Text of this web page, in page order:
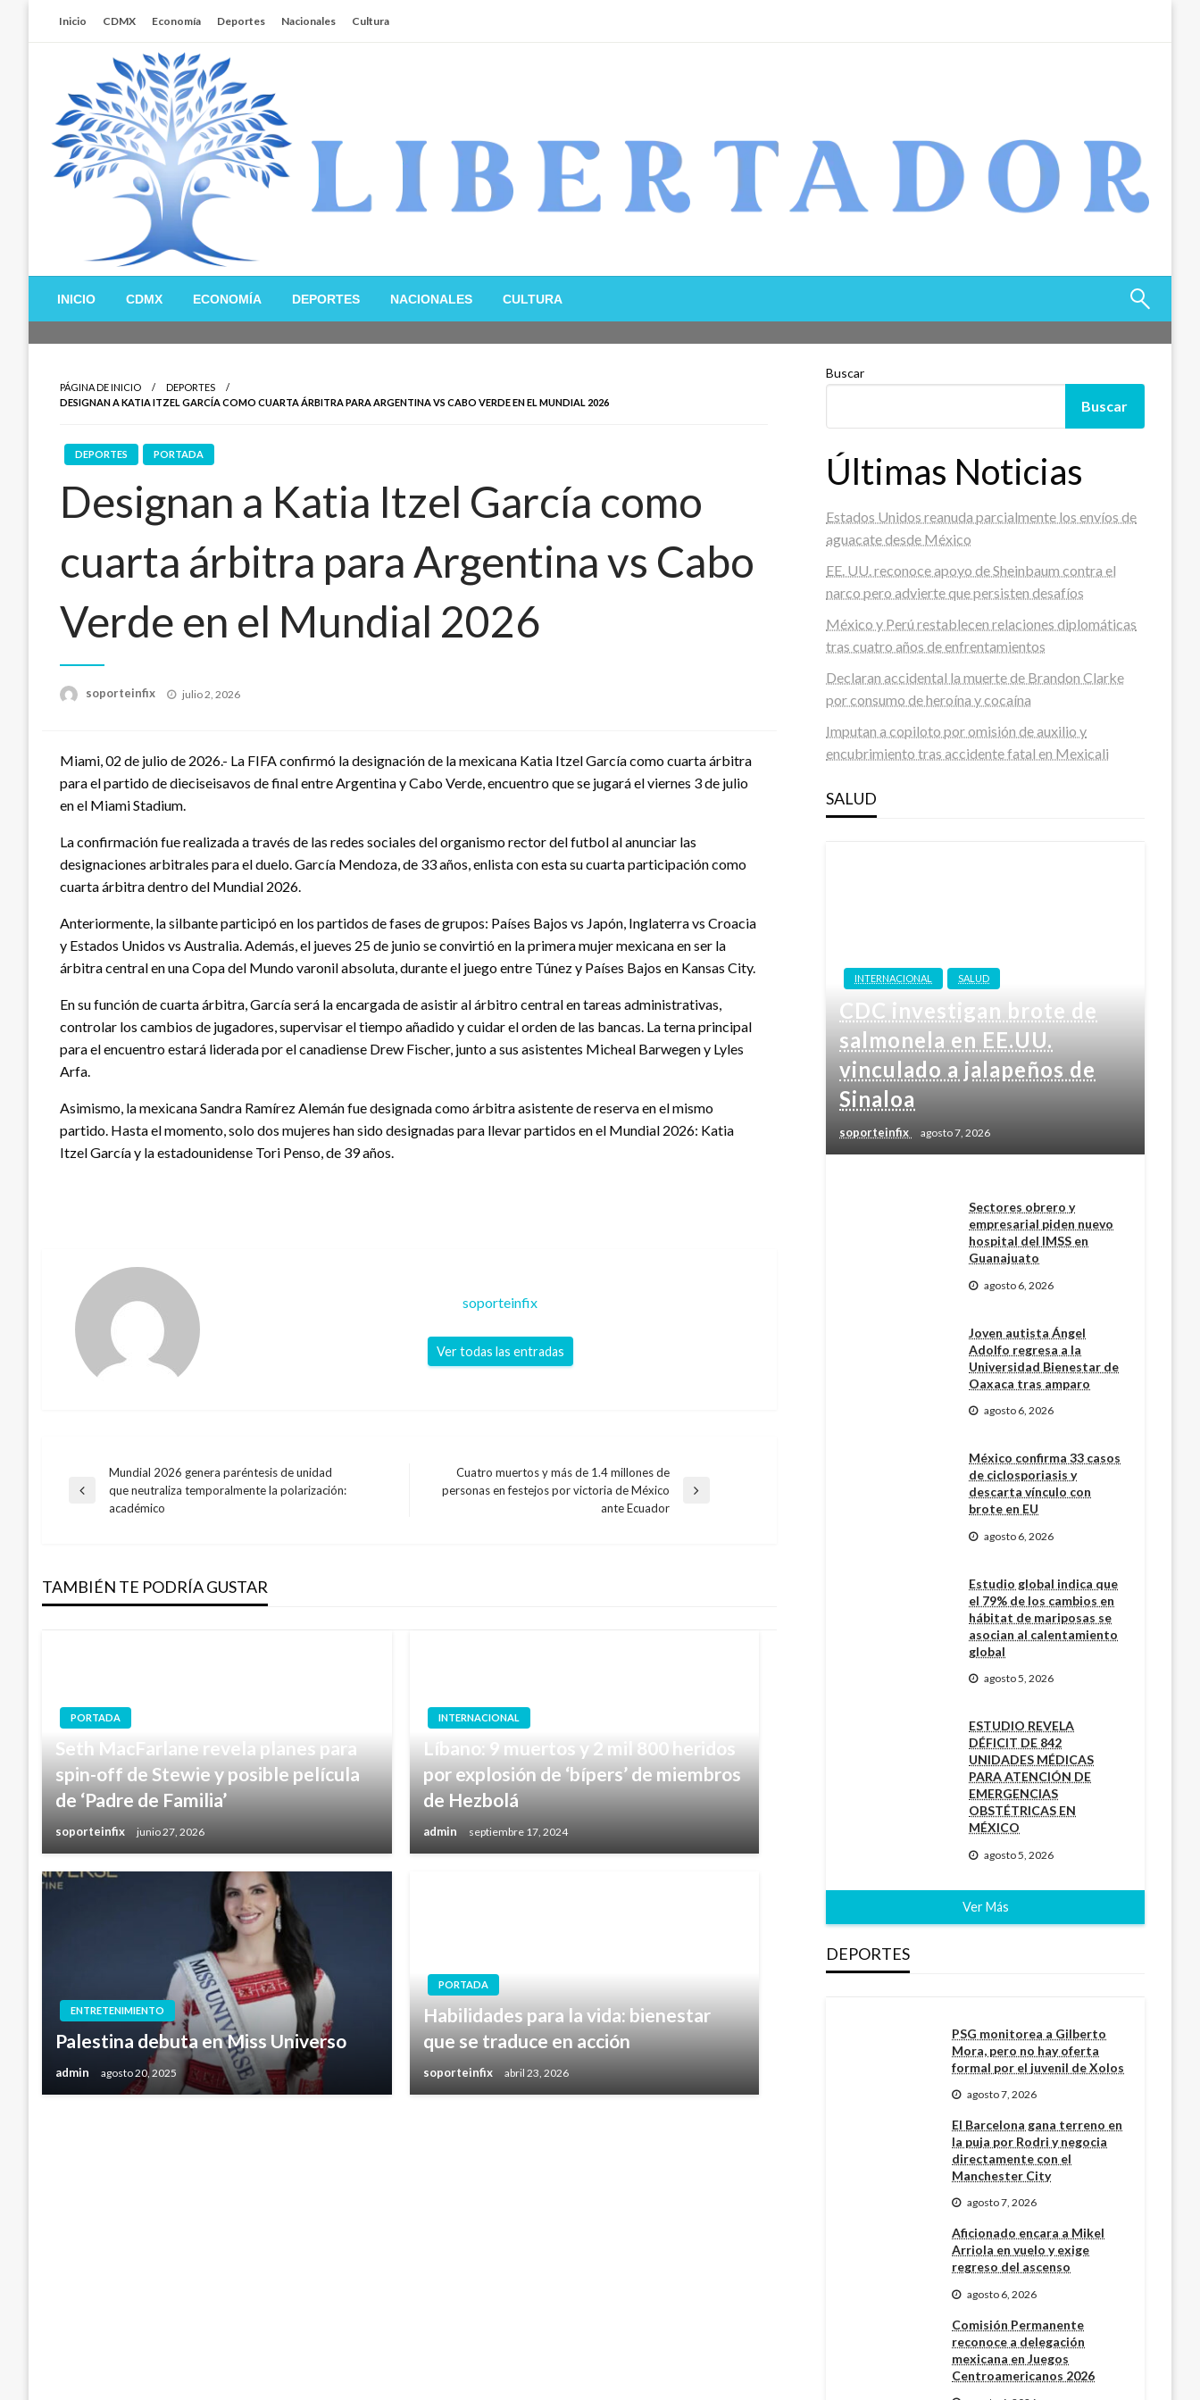
Inicio CDMX Economía Deportes Nacionales Cultura
Libertador MX
INICIO CDMX ECONOMÍA DEPORTES NACIONALES CULTURA
PÁGINA DE INICIO
DEPORTES
DESIGNAN A KATIA ITZEL GARCÍA COMO CUARTA ÁRBITRA PARA ARGENTINA VS CABO VERDE EN EL MUNDIAL 2026
DEPORTES PORTADA
Designan a Katia Itzel García como
cuarta árbitra para Argentina vs Cabo
Verde en el Mundial 2026
soporteinfix
Publicado
julio 2, 2026
Miami, 02 de julio de 2026.- La FIFA confirmó la designación de la mexicana Katia Itzel García como cuarta árbitra
para el partido de dieciseisavos de final entre Argentina y Cabo Verde, encuentro que se jugará el viernes 3 de julio
en el Miami Stadium.
La confirmación fue realizada a través de las redes sociales del organismo rector del futbol al anunciar las
designaciones arbitrales para el duelo. García Mendoza, de 33 años, enlista con esta su cuarta participación como
cuarta árbitra dentro del Mundial 2026.
Anteriormente, la silbante participó en los partidos de fases de grupos: Países Bajos vs Japón, Inglaterra vs Croacia
y Estados Unidos vs Australia. Además, el jueves 25 de junio se convirtió en la primera mujer mexicana en ser la
árbitra central en una Copa del Mundo varonil absoluta, durante el juego entre Túnez y Países Bajos en Kansas City.
En su función de cuarta árbitra, García será la encargada de asistir al árbitro central en tareas administrativas,
controlar los cambios de jugadores, supervisar el tiempo añadido y cuidar el orden de las bancas. La terna principal
para el encuentro estará liderada por el canadiense Drew Fischer, junto a sus asistentes Micheal Barwegen y Lyles
Arfa.
Asimismo, la mexicana Sandra Ramírez Alemán fue designada como árbitra asistente de reserva en el mismo
partido. Hasta el momento, solo dos mujeres han sido designadas para llevar partidos en el Mundial 2026: Katia
Itzel García y la estadounidense Tori Penso, de 39 años.
soporteinfix
Ver todas las entradas
Navegación
entradas
Entrada
anterior
Mundial 2026 genera paréntesis de unidad
que neutraliza temporalmente la polarización:
académico
Entrada
Cuatro muertos y más de 1.4 millones de
personas en festejos por victoria de México
ante Ecuador
TAMBIÉN TE PODRÍA GUSTAR
PORTADA
Seth MacFarlane revela planes para
spin-off de Stewie y posible película
de ‘Padre de Familia’
soporteinfix junio 27, 2026
INTERNACIONAL
Líbano: 9 muertos y 2 mil 800 heridos
por explosión de ‘bípers’ de miembros
de Hezbolá
admin septiembre 17, 2024
ENTRETENIMIENTO
Palestina debuta en Miss Universo
admin agosto 20, 2025
PORTADA
Habilidades para la vida: bienestar
que se traduce en acción
soporteinfix abril 23, 2026
Buscar
Buscar
Últimas Noticias
Estados Unidos reanuda parcialmente los envíos de
aguacate desde México
EE. UU. reconoce apoyo de Sheinbaum contra el
narco pero advierte que persisten desafíos
México y Perú restablecen relaciones diplomáticas
tras cuatro años de enfrentamientos
Declaran accidental la muerte de Brandon Clarke
por consumo de heroína y cocaína
Imputan a copiloto por omisión de auxilio y
encubrimiento tras accidente fatal en Mexicali
SALUD
INTERNACIONAL SALUD
CDC investigan brote de
salmonela en EE.UU.
vinculado a jalapeños de
Sinaloa
soporteinfix agosto 7, 2026
Sectores obrero y
empresarial piden nuevo
hospital del IMSS en
Guanajuato
agosto 6, 2026
Joven autista Ángel
Adolfo regresa a la
Universidad Bienestar de
Oaxaca tras amparo
agosto 6, 2026
México confirma 33 casos
de ciclosporiasis y
descarta vínculo con
brote en EU
agosto 6, 2026
Estudio global indica que
el 79% de los cambios en
hábitat de mariposas se
asocian al calentamiento
global
agosto 5, 2026
ESTUDIO REVELA
DÉFICIT DE 842
UNIDADES MÉDICAS
PARA ATENCIÓN DE
EMERGENCIAS
OBSTÉTRICAS EN
MÉXICO
agosto 5, 2026
Ver Más
DEPORTES
PSG monitorea a Gilberto
Mora, pero no hay oferta
formal por el juvenil de Xolos
agosto 7, 2026
El Barcelona gana terreno en
la puja por Rodri y negocia
directamente con el
Manchester City
agosto 7, 2026
Aficionado encara a Mikel
Arriola en vuelo y exige
regreso del ascenso
agosto 6, 2026
Comisión Permanente
reconoce a delegación
mexicana en Juegos
Centroamericanos 2026